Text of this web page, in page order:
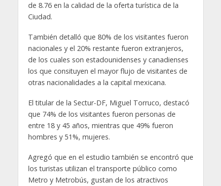
de 8.76 en la calidad de la oferta turística de la
Ciudad.
También detalló que 80% de los visitantes fueron
nacionales y el 20% restante fueron extranjeros,
de los cuales son estadounidenses y canadienses
los que consituyen el mayor flujo de visitantes de
otras nacionalidades a la capital mexicana.
El titular de la Sectur-DF, Miguel Torruco, destacó
que 74% de los visitantes fueron personas de
entre 18 y 45 años, mientras que 49% fueron
hombres y 51%, mujeres.
Agregó que en el estudio también se encontró que
los turistas utilizan el transporte público como
Metro y Metrobús, gustan de los atractivos